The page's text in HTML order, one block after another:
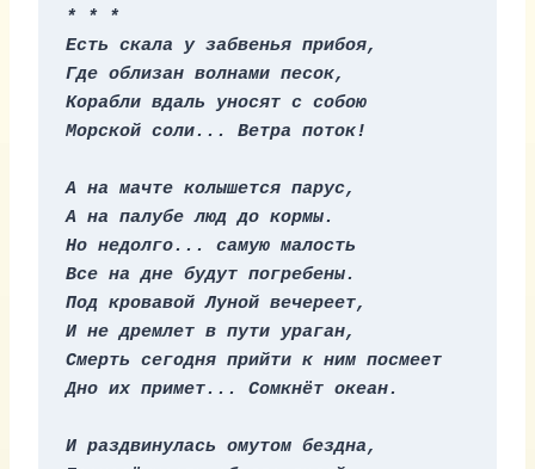
* * *
Есть скала у забвенья прибоя,
Где облизан волнами песок,
Корабли вдаль уносят с собою
Морской соли... Ветра поток!
А на мачте колышется парус,
А на палубе люд до кормы.
Но недолго... самую малость
Все на дне будут погребены.
Под кровавой Луной вечереет,
И не дремлет в пути ураган,
Смерть сегодня прийти к ним посмеет
Дно их примет... Сомкнёт океан.
И раздвинулась омутом бездна,